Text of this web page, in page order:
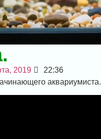
2019
22:36
аквариумиста.